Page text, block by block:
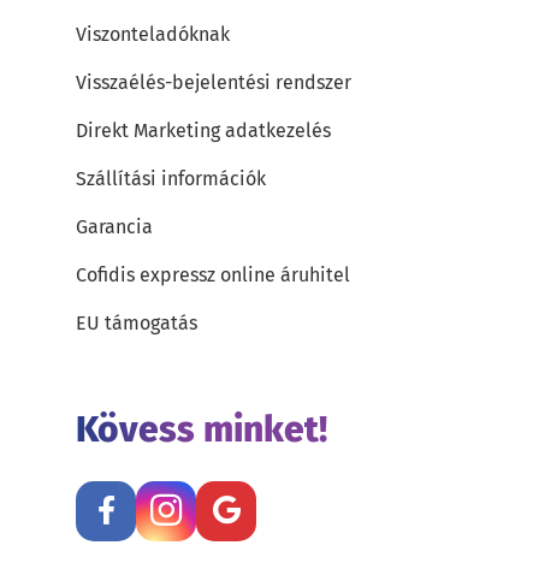
Viszonteladóknak
Visszaélés-bejelentési rendszer
Direkt Marketing adatkezelés
Szállítási információk
Garancia
Cofidis expressz online áruhitel
EU támogatás
Kövess minket!